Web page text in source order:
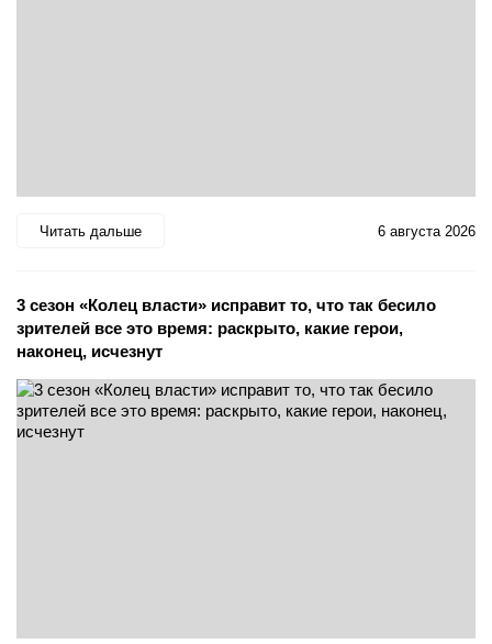
Читать дальше 6 августа 2026
3 сезон «Колец власти» исправит то, что так бесило
зрителей все это время: раскрыто, какие герои,
наконец, исчезнут